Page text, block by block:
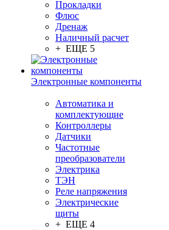
Прокладки
Флюс
Дренаж
Наличный расчет
+ ЕЩЕ 5
Электронные компоненты
Автоматика и
комплектующие
Контроллеры
Датчики
Частотные
преобразователи
Электрика
ТЭН
Реле напряжения
Электрические
щиты
+ ЕЩЕ 4